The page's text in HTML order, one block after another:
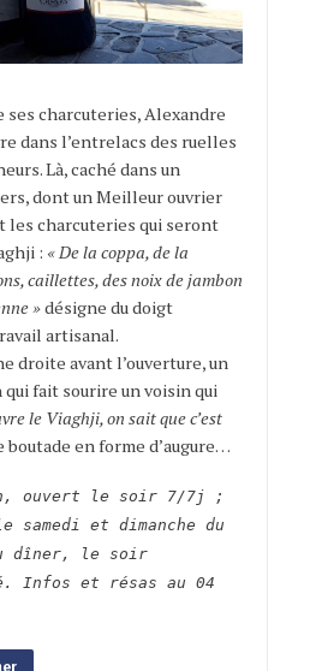
ses charcuteries, Alexandre
dans l’entrelacs des ruelles
Là, caché dans un
dont un Meilleur ouvrier
les charcuteries qui seront
: « De la coppa, de la
caillettes, des noix de jambon
»désigne du doigt
artisanal.
droite avant l’ouverture, un
fait sourire un voisin qui
le Viaghji, on sait que c’est
boutade en forme d’augure…
ouvert le soir 7/7j ;
et dimanche du
dîner, le soir
Infos et résas au 04